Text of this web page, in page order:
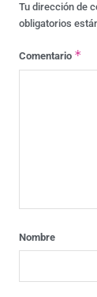
Tu dirección de
obligatorios
Comentario *
Nombre